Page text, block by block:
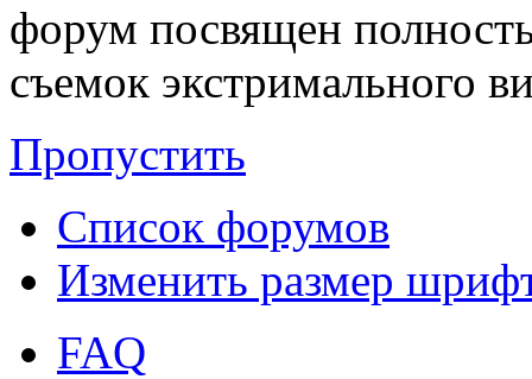
форум посвящен
съемок экстримального
Пропустить
Список форумов
Изменить размер
FAQ